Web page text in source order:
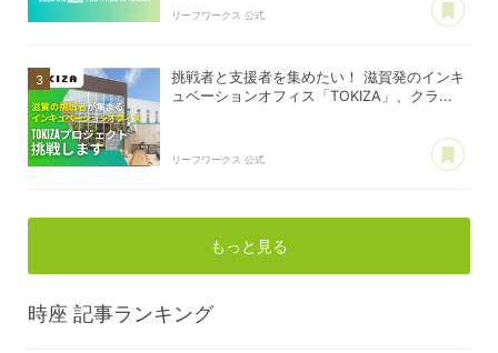
リーフワークス 公式
挑戦者と支援者を集めたい！ 滋賀発のインキ
ュベーションオフィス「TOKIZA」、クラ...
リーフワークス 公式
もっと見る
時座 記事ランキング